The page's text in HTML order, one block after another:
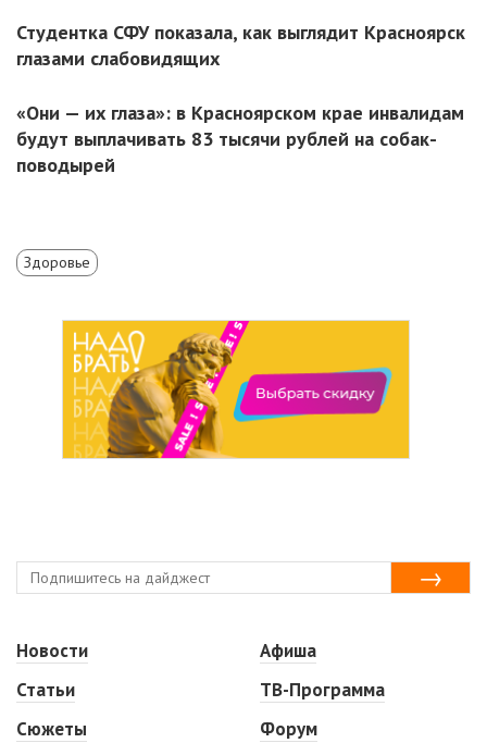
Студентка СФУ показала, как выглядит Красноярск
глазами слабовидящих
«Они — их глаза»: в Красноярском крае инвалидам
будут выплачивать 83 тысячи рублей на собак-
поводырей
Здоровье
Новости
Статьи
Сюжеты
Афиша
ТВ-Программа
Форум